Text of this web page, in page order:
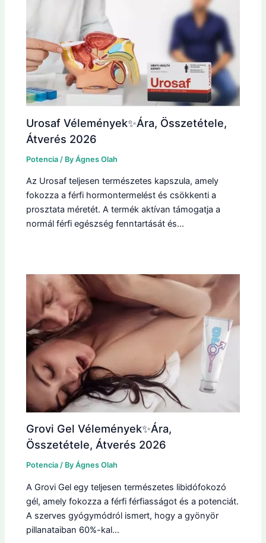
Urosaf Vélemények✨Ára, Összetétele,
Átverés 2026
Potencia / ByÁgnes Olah
Az Urosaf teljesen természetes kapszula, amely
fokozza a férfi hormontermelést és csökkenti a
prosztata méretét. A termék aktívan támogatja a
normál férfi egészség fenntartását és…
Grovi Gel Vélemények✨Ára,
Összetétele, Átverés 2026
Potencia / ByÁgnes Olah
A Grovi Gel egy teljesen természetes libidófokozó
gél, amely fokozza a férfi férfiasságot és a potenciát.
A szerves gyógymódról ismert, hogy a gyönyör
pillanataiban 60%-kal…